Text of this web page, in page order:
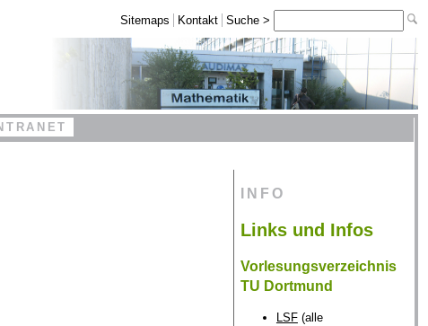
Sitemaps Kontakt Suche >
INFO
Links und Infos
Vorlesungsverzeichnis
TU Dortmund
LSF(alle